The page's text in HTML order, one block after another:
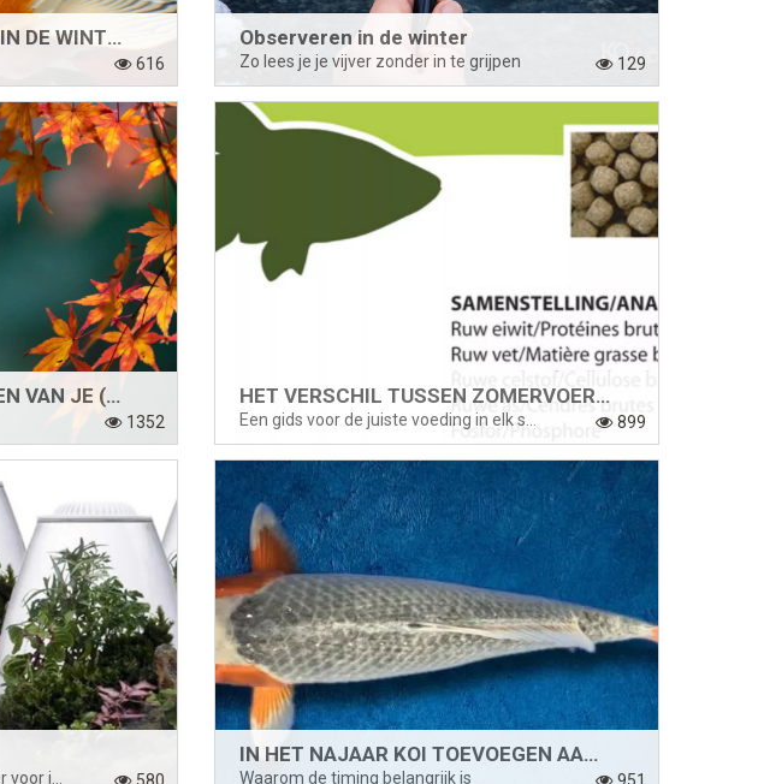
VISSEN DOORVOEDEREN IN DE WINTER?
616
Observeren in de winter
Zo lees je je vijver zonder in te grijpen 129
HET WINTERKLAAR MAKEN VAN JE (ZWEM)VIJVER
1352
HET VERSCHIL TUSSEN ZOMERVOER EN WINTERVOER VOOR VIJVERVISSEN
899
580
IN HET NAJAAR KOI TOEVOEGEN AAN JE VIJVER?
Waarom de timing belangrijk is 951